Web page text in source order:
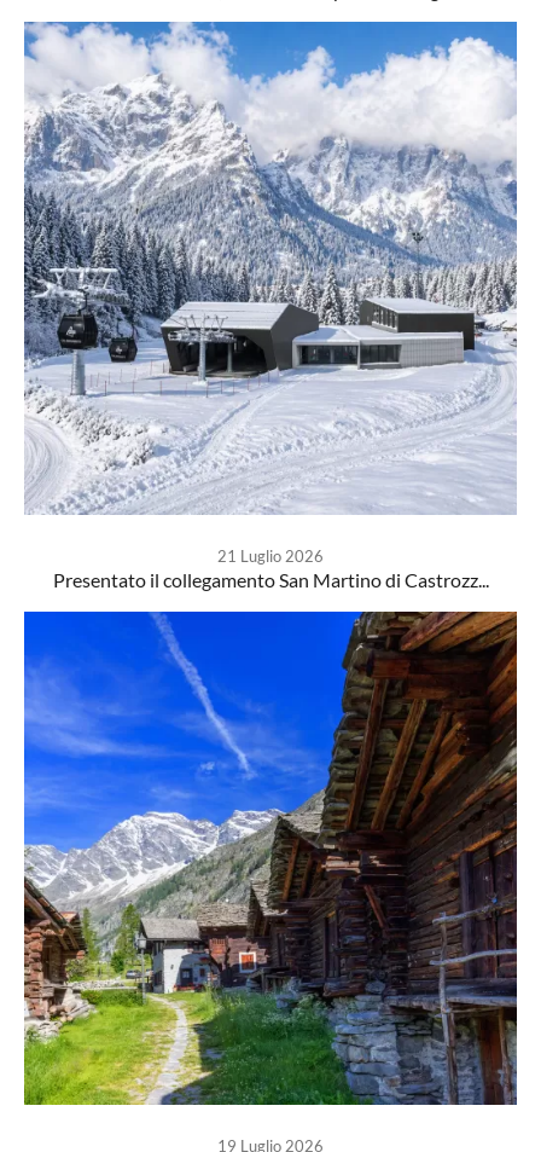
21 Luglio 2026
Presentato il collegamento San Martino di Castrozz...
19 Luglio 2026